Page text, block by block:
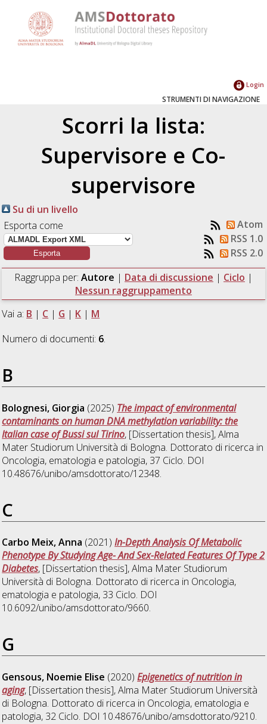
Login
STRUMENTI DI NAVIGAZIONE
Scorri la lista:
Supervisore e Co-
supervisore
Su di un livello
Esporta come
Atom
RSS 1.0
RSS 2.0
Raggruppa per: Autore | Data di discussione | Ciclo |
Nessun raggruppamento
Vai a: B | C | G | K | M
Numero di documenti: 6.
B
Bolognesi, Giorgia (2025) The impact of environmental
contaminants on human DNA methylation variability: the
Italian case of Bussi sul Tirino, [Dissertation thesis], Alma
Mater Studiorum Università di Bologna. Dottorato di ricerca in
Oncologia, ematologia e patologia, 37 Ciclo. DOI
10.48676/unibo/amsdottorato/12348.
C
Carbo Meix, Anna (2021)In-Depth Analysis Of Metabolic
Phenotype By Studying Age- And Sex-Related Features Of Type 2
Diabetes, [Dissertation thesis], Alma Mater Studiorum
Università di Bologna. Dottorato di ricerca in Oncologia,
ematologia e patologia, 33 Ciclo. DOI
10.6092/unibo/amsdottorato/9660.
G
Gensous, Noemie Elise (2020)Epigenetics of nutrition in
aging, [Dissertation thesis], Alma Mater Studiorum Università
di Bologna. Dottorato di ricerca in Oncologia, ematologia e
patologia, 32 Ciclo. DOI 10.48676/unibo/amsdottorato/9210.